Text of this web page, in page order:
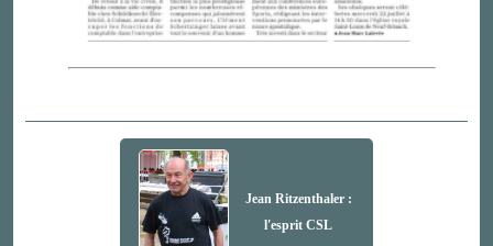
Jean Ritzenthaler :
l'esprit CSL